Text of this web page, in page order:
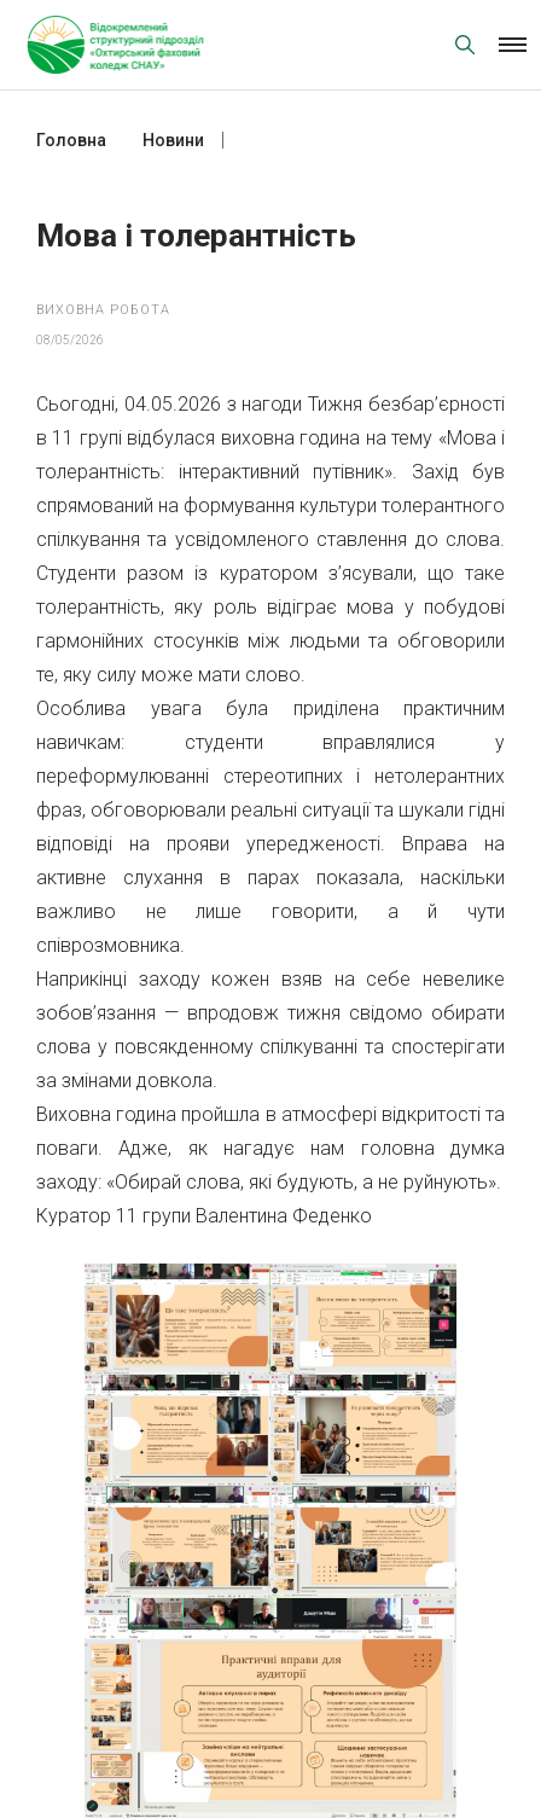
content
Головна Новини
Мова і толерантність
ВИХОВНА РОБОТА
08/05/2026
Сьогодні, 04.05.2026 з нагоди Тижня безбар’єрності
в 11 групі відбулася виховна година на тему «Мова і
толерантність: інтерактивний путівник». Захід був
спрямований на формування культури толерантного
спілкування та усвідомленого ставлення до слова.
Студенти разом із куратором з’ясували, що таке
толерантність, яку роль відіграє мова у побудові
гармонійних стосунків між людьми та обговорили
те, яку силу може мати слово.
Особлива увага була приділена практичним
навичкам: студенти вправлялися у
переформулюванні стереотипних і нетолерантних
фраз, обговорювали реальні ситуації та шукали гідні
відповіді на прояви упередженості. Вправа на
активне слухання в парах показала, наскільки
важливо не лише говорити, а й чути
співрозмовника.
Наприкінці заходу кожен взяв на себе невелике
зобов’язання — впродовж тижня свідомо обирати
слова у повсякденному спілкуванні та спостерігати
за змінами довкола.
Виховна година пройшла в атмосфері відкритості та
поваги. Адже, як нагадує нам головна думка
заходу: «Обирай слова, які будують, а не руйнують».
Куратор 11 групи Валентина Феденко